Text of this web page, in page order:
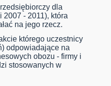
dla
2007 - 2011), która
na jego rzecz.
którego uczestnicy
odpowiadające na
obozu - firmy i
stosowanych w